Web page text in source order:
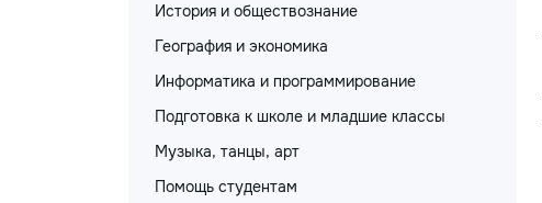
История и обществознание
География и экономика
Информатика и программирование
Подготовка к школе и младшие классы
Музыка, танцы, арт
Помощь студентам